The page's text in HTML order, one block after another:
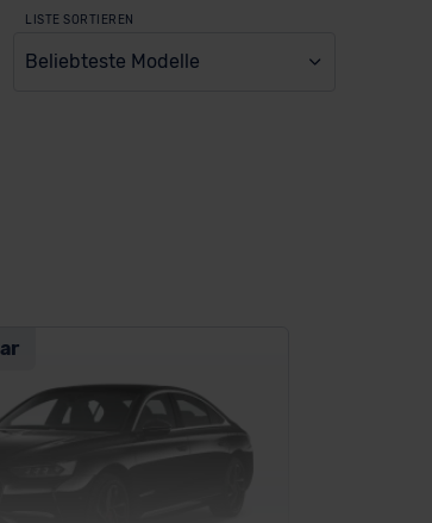
LISTE SORTIEREN
Beliebteste Modelle